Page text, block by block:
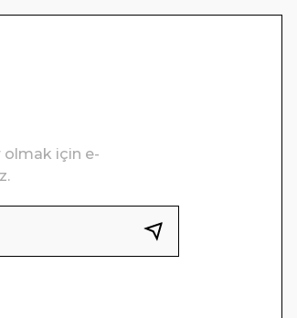
olmak için e-